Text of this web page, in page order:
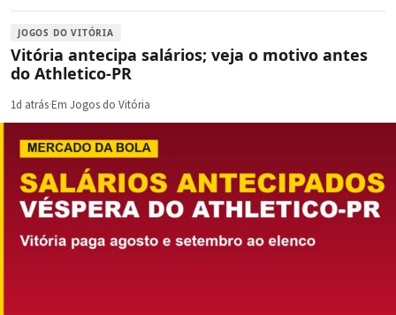
JOGOS DO VITÓRIA
Vitória antecipa salários; veja o motivo antes
do Athletico-PR
1d atrás·Em Jogos do Vitória